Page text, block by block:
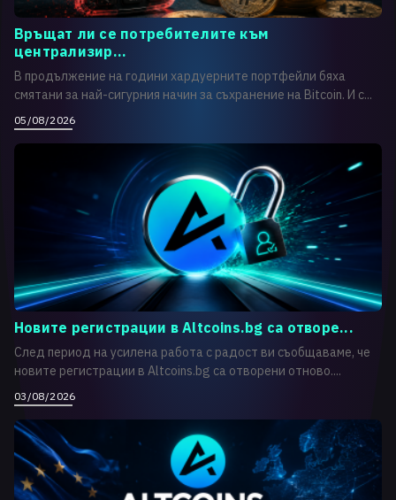
Връщат ли се потребителите към
централизир...
В продължение на години хардуерните портфейли бяха
смятани за най-сигурния начин за съхранение на Bitcoin. И с...
05/08/2026
Новите регистрации в Altcoins.bg са отворе...
След период на усилена работа с радост ви съобщаваме, че
новите регистрации в Altcoins.bg са отворени отново....
03/08/2026